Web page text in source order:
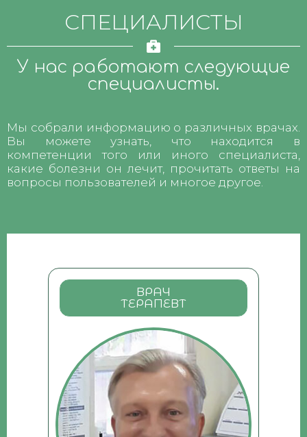
СПЕЦИАЛИСТЫ
У нас работают следующие
специалисты.
Мы собрали информацию о различных врачах.
Вы можете узнать, что находится в
компетенции того или иного специалиста,
какие болезни он лечит, прочитать ответы на
вопросы пользователей и многое другое.
ВРАЧ
ТЕРАПЕВТ